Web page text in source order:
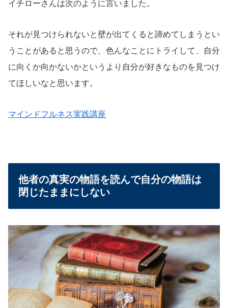
イチローさんは次のように言いました。
それが見つけられないと壁が出てくると諦めてしまうとい
うことがあると思うので、色んなことにトライして、自分
に向くか向かないかというより自分が好きなものを見つけ
てほしいなと思います。
マインドフルネス実践講座
他者の真実の物語を読んで自分の物語は
閉じたままにしない